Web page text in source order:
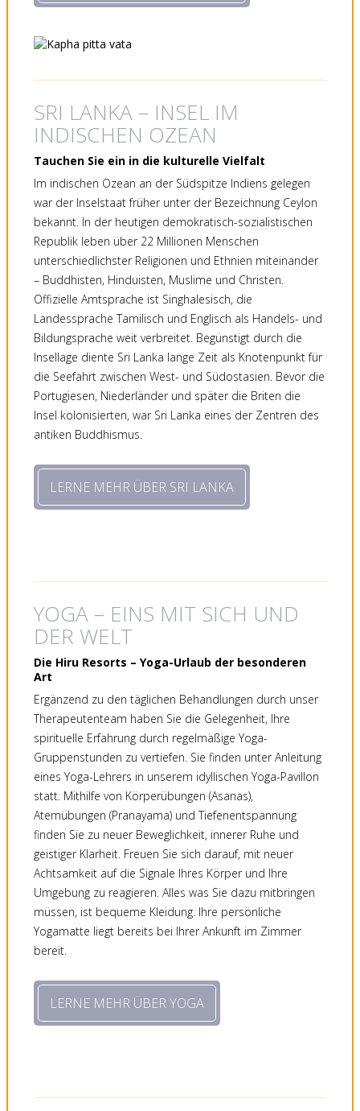
SRI LANKA – INSEL IM
INDISCHEN OZEAN
Tauchen Sie ein in die kulturelle Vielfalt
Im indischen Ozean an der Südspitze Indiens gelegen
war der Inselstaat früher unter der Bezeichnung Ceylon
bekannt. In der heutigen demokratisch-sozialistischen
Republik leben über 22 Millionen Menschen
unterschiedlichster Religionen und Ethnien miteinander
– Buddhisten, Hinduisten, Muslime und Christen.
Offizielle Amtsprache ist Singhalesisch, die
Landessprache Tamilisch und Englisch als Handels- und
Bildungsprache weit verbreitet. Begünstigt durch die
Insellage diente Sri Lanka lange Zeit als Knotenpunkt für
die Seefahrt zwischen West- und Südostasien. Bevor die
Portugiesen, Niederländer und später die Briten die
Insel kolonisierten, war Sri Lanka eines der Zentren des
antiken Buddhismus.
LERNE MEHR ÜBER SRI LANKA
YOGA – EINS MIT SICH UND
DER WELT
Die Hiru Resorts – Yoga-Urlaub der besonderen
Art
Ergänzend zu den täglichen Behandlungen durch unser
Therapeutenteam haben Sie die Gelegenheit, Ihre
spirituelle Erfahrung durch regelmäßige Yoga-
Gruppenstunden zu vertiefen. Sie finden unter Anleitung
eines Yoga-Lehrers in unserem idyllischen Yoga-Pavillon
statt. Mithilfe von Körperübungen (Asanas),
Atemübungen (Pranayama) und Tiefenentspannung
finden Sie zu neuer Beweglichkeit, innerer Ruhe und
geistiger Klarheit. Freuen Sie sich darauf, mit neuer
Achtsamkeit auf die Signale Ihres Körper und Ihre
Umgebung zu reagieren. Alles was Sie dazu mitbringen
müssen, ist bequeme Kleidung. Ihre persönliche
Yogamatte liegt bereits bei Ihrer Ankunft im Zimmer
bereit.
LERNE MEHR ÜBER YOGA